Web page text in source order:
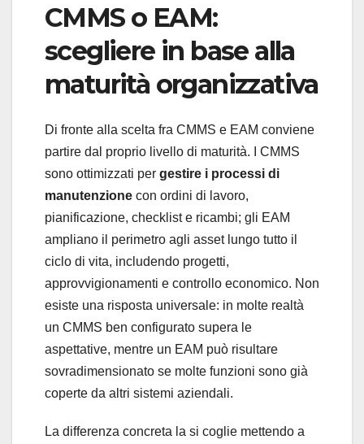
CMMS o EAM:
scegliere in base alla
maturità organizzativa
Di fronte alla scelta fra CMMS e EAM conviene
partire dal proprio livello di maturità. I CMMS
sono ottimizzati per gestire i processi di
manutenzione con ordini di lavoro,
pianificazione, checklist e ricambi; gli EAM
ampliano il perimetro agli asset lungo tutto il
ciclo di vita, includendo progetti,
approvvigionamenti e controllo economico. Non
esiste una risposta universale: in molte realtà
un CMMS ben configurato supera le
aspettative, mentre un EAM può risultare
sovradimensionato se molte funzioni sono già
coperte da altri sistemi aziendali.
La differenza concreta la si coglie mettendo a